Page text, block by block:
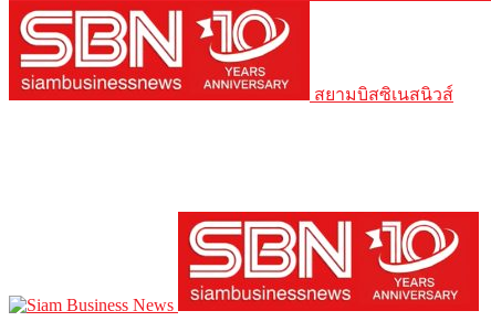
สยามบิสซิเนสนิวส์